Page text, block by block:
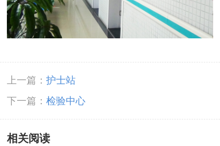
上一篇： 护士站
下一篇： 检验中心
相关阅读